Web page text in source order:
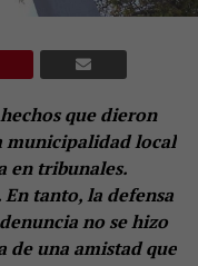
que dieron
municipalidad local
en tribunales.
En tanto, la defensa
no se hizo
de una amistad que